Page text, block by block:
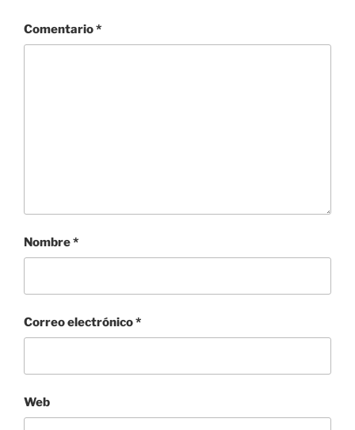
Comentario*
Nombre*
Correo electrónico*
Web